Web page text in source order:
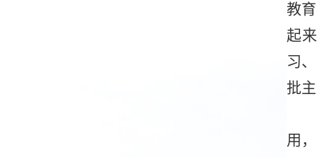
教
起
习
批
用